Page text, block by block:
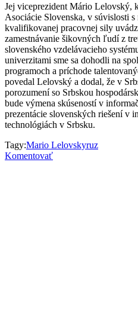
Jej viceprezident Mário Lelovský,
Asociácie Slovenska, v súvislosti
kvalifikovanej pracovnej sily
zamestnávanie šikovných ľudí z
slovenského vzdelávacieho
univerzitami sme sa dohodli na
programoch a príchode
povedal Lelovský a dodal, že v
porozumení so Srbskou
bude výmena skúseností v
prezentácie slovenských riešení v
technológiách v Srbsku.
Tagy:Mario Lelovskyruz
Komentovať